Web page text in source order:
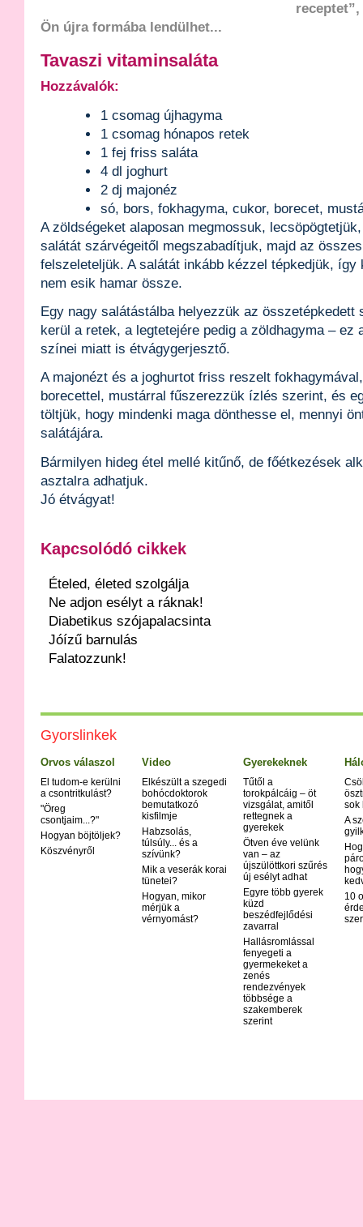
Ön újra formába lendülhet...
Tavaszi vitaminsaláta
Hozzávalók:
1 csomag újhagyma
1 csomag hónapos retek
1 fej friss saláta
4 dl joghurt
2 dj majonéz
só, bors, fokhagyma, cukor, borecet,
A zöldségeket alaposan megmossuk,
salátát szárvégeitől megszabadítjuk, majd az
felszeleteljük. A salátát inkább kézzel tépkedjük, így
nem esik hamar össze.
Egy nagy salátástálba helyezzük az összetépkedett
kerül a retek, a legtetejére pedig a zöldhagyma – ez
színei miatt is étvágygerjesztő.
A majonézt és a joghurtot friss reszelt
borecettel, mustárral fűszerezzük ízlés szerint, és
töltjük, hogy mindenki maga dönthesse el, mennyi
salátájára.
Bármilyen hideg étel mellé kitűnő, de főétkezések
asztalra adhatjuk.
Jó étvágyat!
Kapcsolódó cikkek
Ételed, életed szolgálja
Ne adjon esélyt a ráknak!
Diabetikus szójapalacsinta
Jóízű barnulás
Falatozzunk!
Gyorslinkek
Orvos válaszol
El tudom-e kerülni
a csontritkulást?
"Öreg
csontjaim...?"
Hogyan böjtöljek?
Köszvényről
Video
Elkészült a szegedi
bohócdoktorok
bemutatkozó
kisfilmje
Habzsolás,
túlsúly... és a
szívünk?
Mik a veserák korai
tünetei?
Hogyan, mikor
mérjük a
vérnyomást?
Gyerekeknek
Tűtől a
torokpálcáig – öt
vizsgálat, amitől
rettegnek a
gyerekek
Ötven éve velünk
van – az
újszülöttkori szűrés
új esélyt adhat
Egyre több gyerek
küzd
beszédfejlődési
zavarral
Hallásromlással
fenyegeti a
gyermekeket a
zenés
rendezvények
többsége a
szakemberek
szerint
sok
A
10